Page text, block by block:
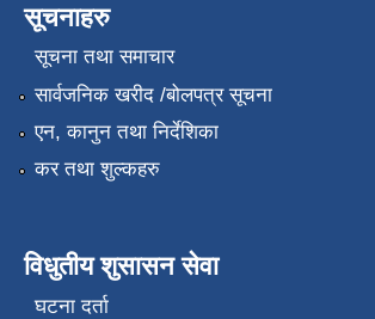
सूचनाहरु
सूचना तथा समाचार
सार्वजनिक खरीद /बोलपत्र सूचना
एन, कानुन तथा निर्देशिका
कर तथा शुल्कहरु
विधुतीय शुसासन सेवा
घटना दर्ता